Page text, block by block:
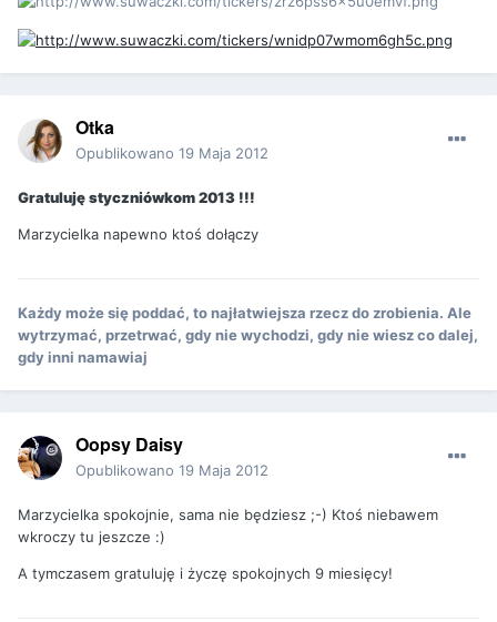
Otka
Opublikowano 19 Maja 2012
Gratuluję styczniówkom 2013 !!!
Marzycielka napewno ktoś dołączy
Każdy może się poddać, to najłatwiejsza rzecz do zrobienia. Ale
wytrzymać, przetrwać, gdy nie wychodzi, gdy nie wiesz co dalej,
gdy inni namawiaj
Oopsy Daisy
Opublikowano 19 Maja 2012
Marzycielka spokojnie, sama nie będziesz ;-) Ktoś niebawem
wkroczy tu jeszcze :)
A tymczasem gratuluję i życzę spokojnych 9 miesięcy!